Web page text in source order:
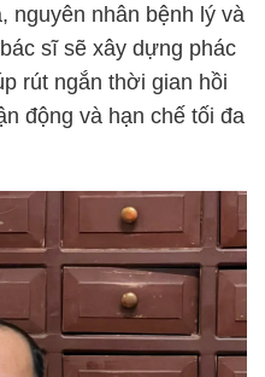
nguyên nhân bệnh lý và
sĩ sẽ xây dựng phác
rút ngắn thời gian hồi
động và hạn chế tối đa